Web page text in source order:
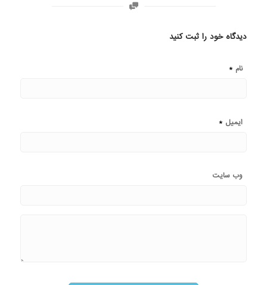
دیدگاه خود را ثبت کنید
نام *
ایمیل *
وب‌ سایت